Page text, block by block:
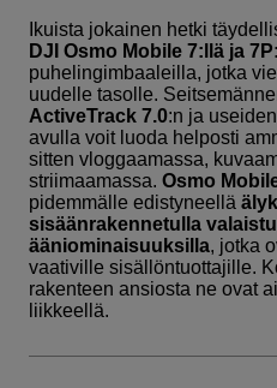
Ikuista jokainen hetki
DJI Osmo Mobile 7:llä ja
puhelingimbaaleilla, jotka
uudelle tasolle.
ActiveTrack 7.0:n ja
avulla voit luoda helposti
sitten vloggaamassa,
striimaamassa.Osmo
pidemmälle edistyneellä
sisäänrakennetulla
ääniominaisuuksilla, jotka
vaativille sisällöntuottajille.
rakenteen ansiosta ne ovat
liikkeellä.